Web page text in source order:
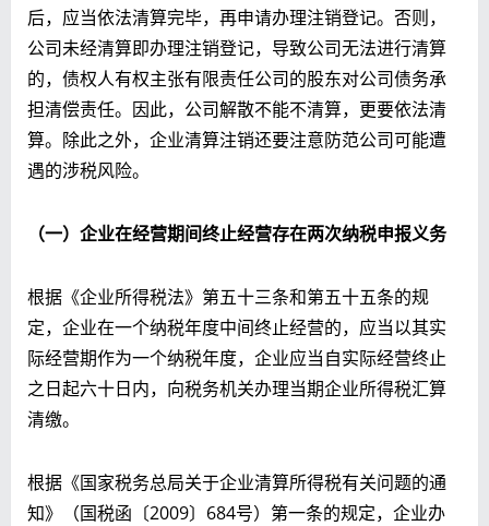
后，应当依法清算完毕，再申请办理注销登记。否则，
公司未经清算即办理注销登记，导致公司无法进行清算
的，债权人有权主张有限责任公司的股东对公司债务承
担清偿责任。因此，公司解散不能不清算，更要依法清
算。除此之外，企业清算注销还要注意防范公司可能遭
遇的涉税风险。
（一）企业在经营期间终止经营存在两次纳税申报义务
根据《企业所得税法》第五十三条和第五十五条的规
定，企业在一个纳税年度中间终止经营的，应当以其实
际经营期作为一个纳税年度，企业应当自实际经营终止
之日起六十日内，向税务机关办理当期企业所得税汇算
清缴。
根据《国家税务总局关于企业清算所得税有关问题的通
知》（国税函〔2009〕684号）第一条的规定，企业办